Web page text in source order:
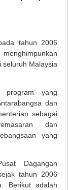
tahun 2006
seluruh Malaysia
program yang
dan
sebagai
dan
yang
Dagangan
tahun 2006
Berikut adalah